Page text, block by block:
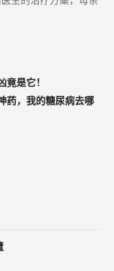
竟是它！
药，我的糖尿病去哪